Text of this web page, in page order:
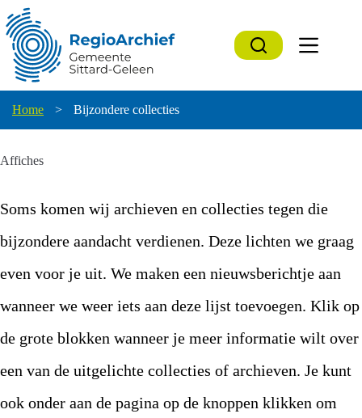
naar
de
inhoud
Home > Bijzondere collecties
Affiches
Soms komen wij archieven en collecties tegen die
bijzondere aandacht verdienen. Deze lichten we graag
even voor je uit. We maken een nieuwsberichtje aan
wanneer we weer iets aan deze lijst toevoegen. Klik op
de grote blokken wanneer je meer informatie wilt over
een van de uitgelichte collecties of archieven. Je kunt
ook onder aan de pagina op de knoppen klikken om